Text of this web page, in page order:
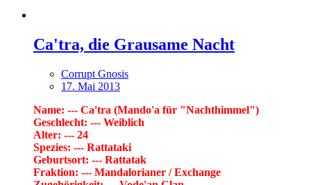
Ca'tra, die Grausame Nacht
Corrupt Gnosis
17. Mai 2013
Name: --- Ca'tra (Mando'a für "Nachthimmel")
Geschlecht: --- Weiblich
Alter: --- 24
Spezies: --- Rattataki
Geburtsort: --- Rattatak
Fraktion: --- Mandalorianer / Exchange